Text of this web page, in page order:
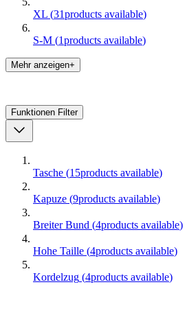
XL (31products available)
S-M (1products available)
Mehr anzeigen+
Funktionen Filter
Tasche (15products available)
Kapuze (9products available)
Breiter Bund (4products available)
Hohe Taille (4products available)
Kordelzug (4products available)